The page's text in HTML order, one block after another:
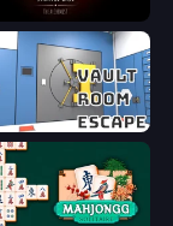
Room Escape